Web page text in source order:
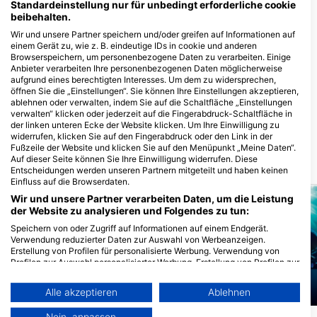
Dive Center, die diesen Tauchplatz
anbieten
DIVE NATION, DIVE NATION
MALAPASCUA
Malapascua Island, Brgy Logon,
6013 Daan Bantayan, Cebu -
Philippinen
Little Mermaid Dive Resort
Malapascua Island, 6013 Cebu,
Cebu - Philippinen
Tauchplätze in der Nähe
Mares
Standardeinstellung nur für unbedingt erforderliche cookie
beibehalten.
Wir und unsere Partner speichern und/oder greifen auf Informationen auf
einem Gerät zu, wie z. B. eindeutige IDs in cookie und anderen
Browserspeichern, um personenbezogene Daten zu verarbeiten. Einige
Anbieter verarbeiten Ihre personenbezogenen Daten möglicherweise
aufgrund eines berechtigten Interesses. Um dem zu widersprechen,
öffnen Sie die „Einstellungen“. Sie können Ihre Einstellungen akzeptieren,
ablehnen oder verwalten, indem Sie auf die Schaltfläche „Einstellungen
verwalten“ klicken oder jederzeit auf die Fingerabdruck-Schaltfläche in
der linken unteren Ecke der Website klicken. Um Ihre Einwilligung zu
widerrufen, klicken Sie auf den Fingerabdruck oder den Link in der
Fußzeile der Website und klicken Sie auf den Menüpunkt „Meine Daten“.
Auf dieser Seite können Sie Ihre Einwilligung widerrufen. Diese
Entscheidungen werden unseren Partnern mitgeteilt und haben keinen
Einfluss auf die Browserdaten.
Wir und unsere Partner verarbeiten Daten, um die Leistung
der Website zu analysieren und Folgendes zu tun:
Speichern von oder Zugriff auf Informationen auf einem Endgerät.
Verwendung reduzierter Daten zur Auswahl von Werbeanzeigen.
Erstellung von Profilen für personalisierte Werbung. Verwendung von
Profilen zur Auswahl personalisierter Werbung. Erstellung von Profilen zur
personalisierter Inhalte. Messung der Werbeleistung. Messung der
Performance von Inhalten. Analyse von Zielgruppen durch Statistiken
oder Kombinationen von Daten aus verschiedenen Quellen. Entwicklung
Alle akzeptieren Ablehnen